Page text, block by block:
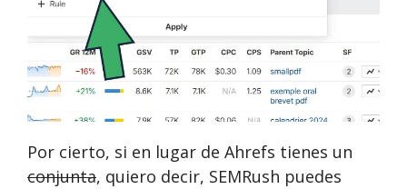
Por cierto, si en lugar de Ahrefs tienes un
conjunta, quiero decir, SEMRush puedes